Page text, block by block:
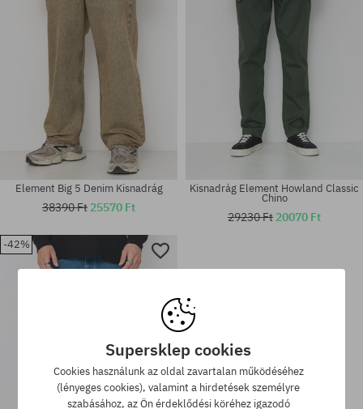
Elérhető méretek:
31; 32; 33
XS; M
Element Big 5 Denim Kisnadrág
38390 Ft 25570 Ft
Kisnadrág Element Howland Classic
Chino
29230 Ft 20070 Ft
-42%
Supersklep cookies
Cookies használunk az oldal zavartalan működéséhez
(lényeges cookies), valamint a hirdetések személyre
szabásához, az Ön érdeklődési köréhez igazodó